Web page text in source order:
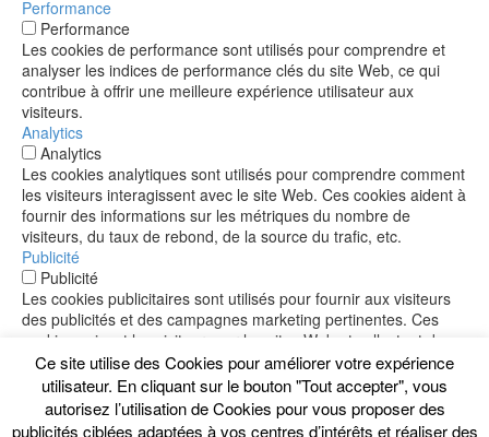
Ce site utilise des Cookies pour améliorer votre expérience
utilisateur. En cliquant sur le bouton "Tout accepter", vous
autorisez l’utilisation de Cookies pour vous proposer des
publicités ciblées adaptées à vos centres d’intérêts et réaliser des
Performance
Performance
Les cookies de performance sont utilisés pour comprendre et
analyser les indices de performance clés du site Web, ce qui
contribue à offrir une meilleure expérience utilisateur aux
visiteurs.
Analytics
Analytics
Les cookies analytiques sont utilisés pour comprendre comment
les visiteurs interagissent avec le site Web. Ces cookies aident à
fournir des informations sur les métriques du nombre de
visiteurs, du taux de rebond, de la source du trafic, etc.
Publicité
Publicité
Les cookies publicitaires sont utilisés pour fournir aux visiteurs
des publicités et des campagnes marketing pertinentes. Ces
cookies suivent les visiteurs sur les sites Web et collectent des
informations pour fournir des publicités personnalisées.
Autres
Autres
Les autres cookies non classés sont ceux qui sont en cours